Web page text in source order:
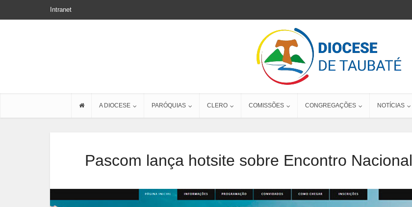
Intranet
A DIOCESE PARÓQUIAS CLERO COMISSÕES CONGREGAÇÕES NOTÍCIAS
Pascom lança hotsite sobre Encontro Nacional